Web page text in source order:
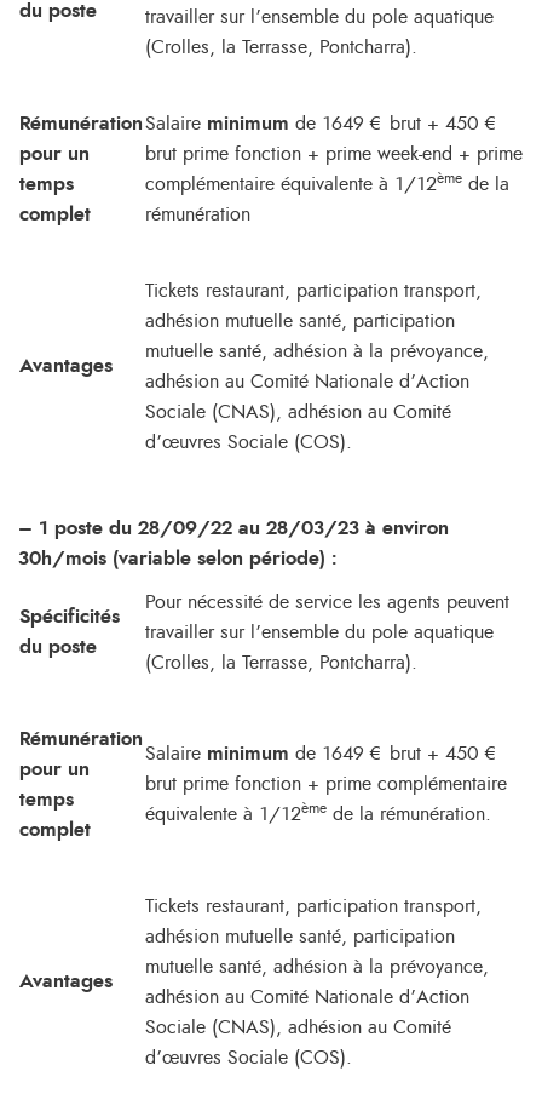
du poste
travailler sur l’ensemble du pole aquatique
(Crolles, la Terrasse, Pontcharra).
Rémunération
pour un
temps
complet
Salaire minimum de 1649 € brut + 450 €
brut prime fonction + prime week-end + prime
complémentaire équivalente à 1/12ème de la
rémunération
Avantages
Tickets restaurant, participation transport,
adhésion mutuelle santé, participation
mutuelle santé, adhésion à la prévoyance,
adhésion au Comité Nationale d’Action
Sociale (CNAS), adhésion au Comité
d’œuvres Sociale (COS).
– 1 poste du 28/09/22 au 28/03/23 à environ
30h/mois (variable selon période) :
Spécificités
du poste
Pour nécessité de service les agents peuvent
travailler sur l’ensemble du pole aquatique
(Crolles, la Terrasse, Pontcharra).
Rémunération
pour un
temps
complet
Salaire minimum de 1649 € brut + 450 €
brut prime fonction + prime complémentaire
équivalente à 1/12ème de la rémunération.
Avantages
Tickets restaurant, participation transport,
adhésion mutuelle santé, participation
mutuelle santé, adhésion à la prévoyance,
adhésion au Comité Nationale d’Action
Sociale (CNAS), adhésion au Comité
d’œuvres Sociale (COS).